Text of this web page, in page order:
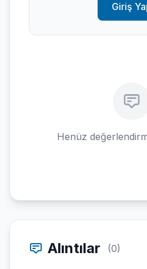
Giriş
Henüz
Alıntılar (0)